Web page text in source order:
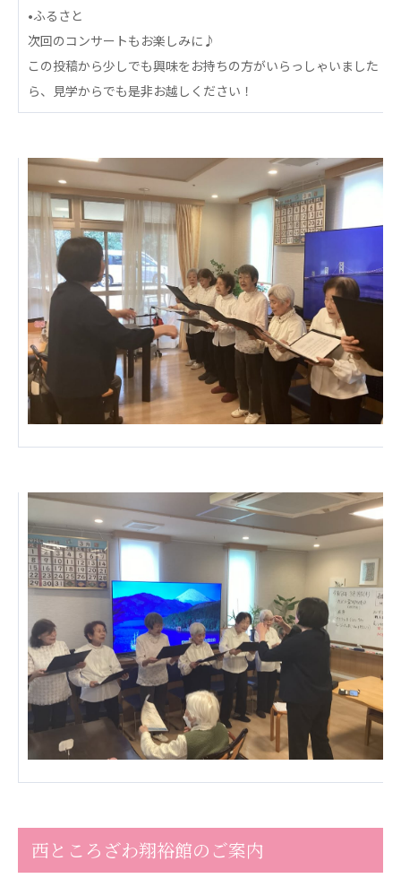
医療法人社団 鴻愛会
こうのす共生病院
OKP with Life クリニック
こうのすナーシングホーム共生園
西京都病院
西京都クリニック
洛桂の郷
桂寿の郷
訪問看護ステーション秋桜
上桂の郷
ファミリエール吉祥院
教育（共に生きる仲間達）
学校法人明星学園 関東福祉専門学校
国際医療専門学校 浦和学院高等学校
明星幼稚園 志学会高等学校
ーツクラブ
特定非営利活動法人アート応援隊
その他
株式会社アジアメデカ元気事業団
株式会社フラワーコミュニティ放送
Medicare Lead Japan
株式会社日本医科学研究所
特定非営利活動法人共生フォーラム
特定非営利活動法人日本医療福祉機構
•ふるさと
次回のコンサートもお楽しみに♪
この投稿から少しでも興味をお持ちの方がいらっしゃいました
ら、見学からでも是非お越しください！
西ところざわ翔裕館のご案内